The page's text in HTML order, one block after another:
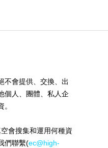
不會提供、交換、出
個人、團體、私人企
會搜集和運用何種資
們聯繫(ec@high-